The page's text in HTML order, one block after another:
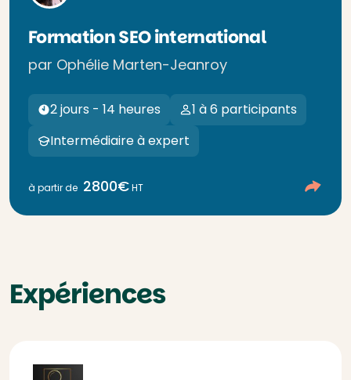
Formation SEO international
par Ophélie Marten-Jeanroy
2 jours - 14 heures
1 à 6 participants
Intermédiaire à expert
à partir de 2800€HT
Expériences